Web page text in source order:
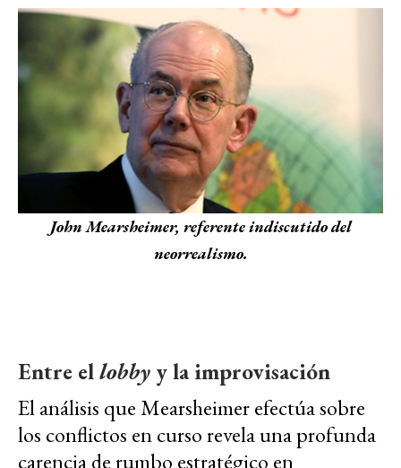
John Mearsheimer, referente indiscutido del
neorrealismo.
Entre ellobby y la improvisación
El análisis que Mearsheimer efectúa sobre
los conflictos en curso revela una profunda
carencia de rumbo estratégico en